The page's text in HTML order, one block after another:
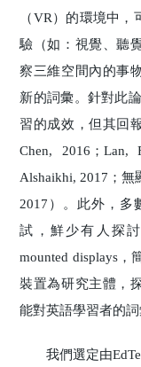
（VR）的環境中
驗（如：視覺、聽
察三維空間內的事
新的詞彙。針對此
習的成效，但其回
Chen, 2016；
Alshaikhi, 2017；無
2017）。此外，多
試，鮮少有人探
mounted displays
裝置為研究主體，
能對英語學習者的詞
我們選定由